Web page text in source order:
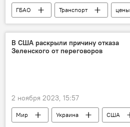
ГБАО Транспорт
цены
Таджикистан
Общество
В США раскрыли причину отказа
Зеленского от переговоров
2 ноября 2023, 15:57
Мир Украина
США